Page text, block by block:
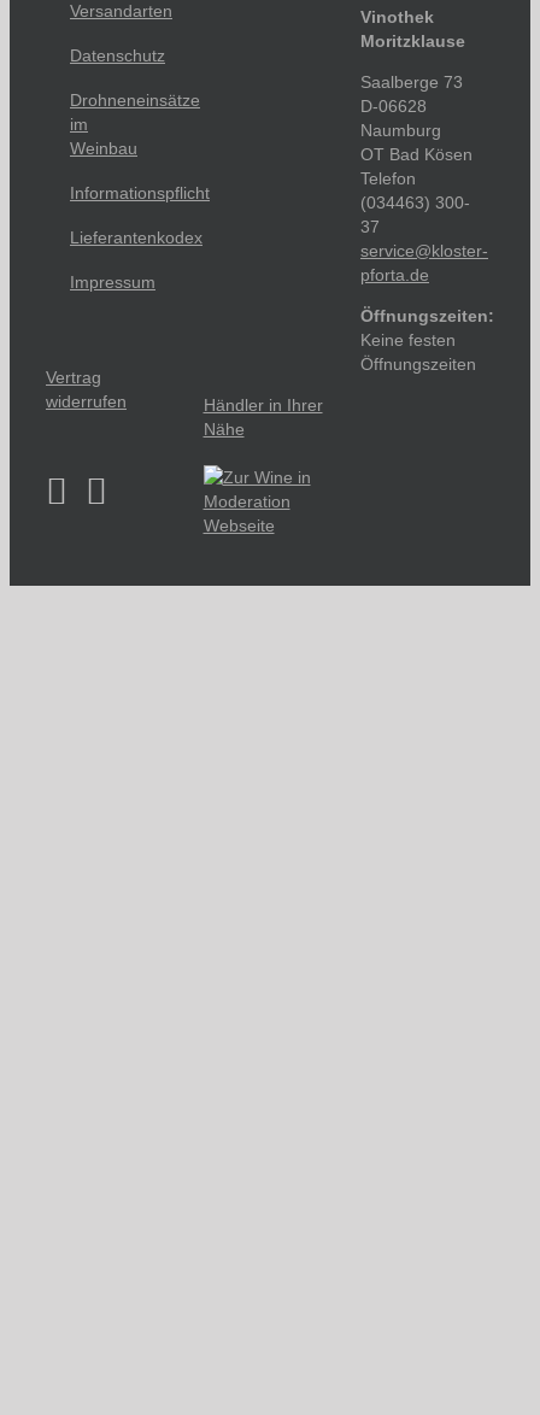
Versandarten
Datenschutz
Drohneneinsätze
im
Weinbau
Informationspflicht
Lieferantenkodex
Impressum
Vertrag
widerrufen
Vinothek
Moritzklause
Saalberge 73
D-06628
Naumburg
OT Bad Kösen
Telefon
(034463) 300-
37
service@kloster-
pforta.de
Öffnungszeiten:
Keine festen
Öffnungszeiten
Händler in Ihrer
Nähe